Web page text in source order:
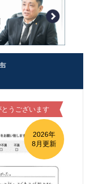
うございます
2026年
8月更新